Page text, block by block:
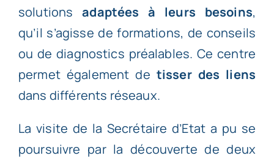
solutionsadaptées à leurs besoins,
qu’il s’agisse de formations, de conseils
ou de diagnostics préalables. Ce centre
permet également de tisser des liens
dans différents réseaux.
La visite de la Secrétaire d’Etat a pu se
poursuivre par la découverte de deux